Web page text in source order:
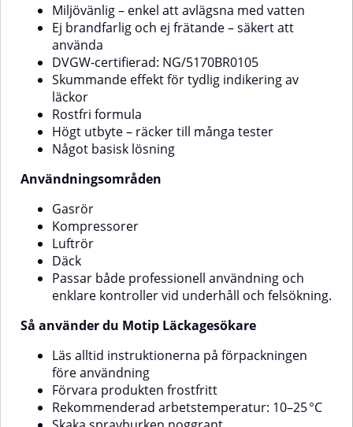
rumstemperaturBästa
bearbetningstemperatur är 10 till
25°C.Skaka aerosolen före
användning.Stäng av elektriska
installationer före
behandling.Delarna som ska
behandlas ska vara rena, torra
och fria från fett.Applicera
elektroskydd i flera tunna lager.
många typer av delar och
verktyg:Skruvar, muttrar och
bultarLås och
skruvade anslutningarVerktyg,
kugghjul och skenorKedjor,
instruktionerna på förpackningen
smart val när du snabbt och
effektivt behöver lossa rostiga
oavsett om du jobbar hemma, i
garaget eller i proffsmiljö.
Miljövänlig – enkel att avlägsna med vatten
Ej brandfarlig och ej frätande – säkert att
använda
DVGW-certifierad: NG/5170BR0105
Skummande effekt för tydlig indikering av
läckor
Rostfri formula
Högt utbyte – räcker till många tester
Något basisk lösning
Användningsområden
Gasrör
Kompressorer
Luftrör
Däck
Passar både professionell användning och
enklare kontroller vid underhåll och felsökning.
Så använder du Motip Läckagesökare
Läs alltid instruktionerna på förpackningen
före användning
Förvara produkten frostfritt
Rekommenderad arbetstemperatur: 10–25 °C